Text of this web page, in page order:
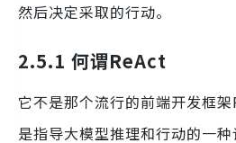
然后决定采取的行动。
2.5.1 何谓ReAct
它不是那个流行的前端开发框
是指导大模型推理和行动的一